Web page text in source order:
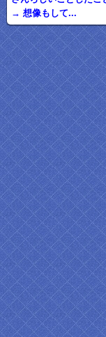
→ 想像もして...